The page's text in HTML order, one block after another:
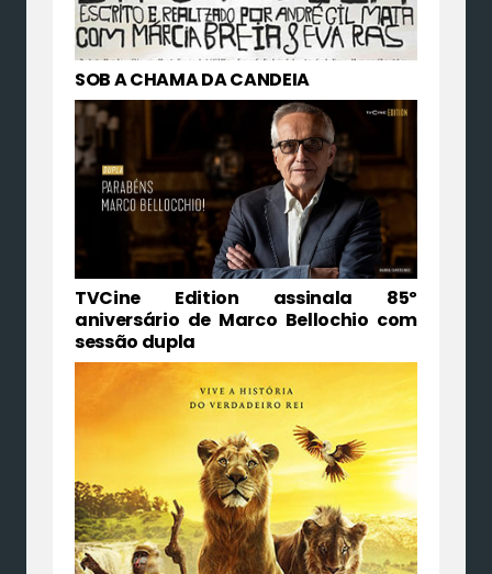
SOB A CHAMA DA CANDEIA
TVCine Edition assinala 85º
aniversário de Marco Bellochio com
sessão dupla